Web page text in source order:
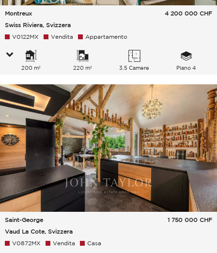
Montreux
Swiss Riviera, Svizzera
4 200 000 CHF
V0122MX Vendita Appartamento
200 m² 220 m² 3.5 Camere Piano 4
Saint-George
Vaud La Cote, Svizzera
1 750 000 CHF
V0872MX Vendita Casa